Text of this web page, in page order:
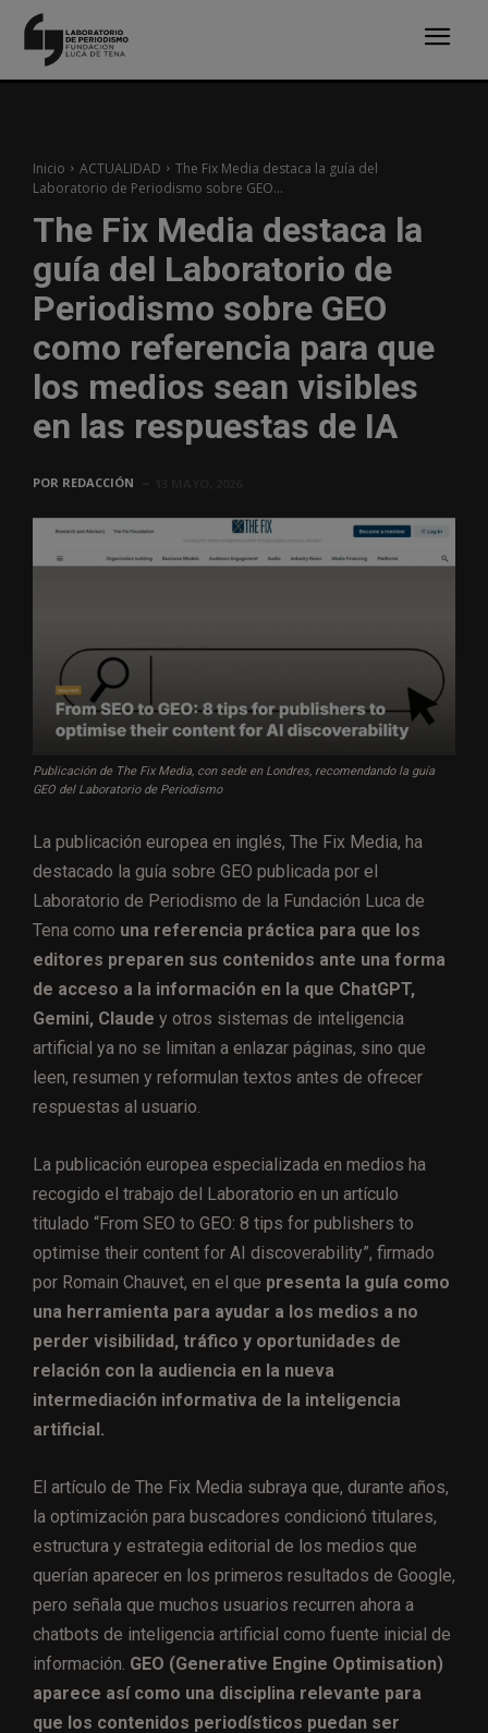
Inicio ACTUALIDAD
The Fix Media destaca la guía del
Laboratorio de Periodismo sobre GEO...
The Fix Media destaca la
guía del Laboratorio de
Periodismo sobre GEO
como referencia para que
los medios sean visibles
en las respuestas de IA
POR REDACCIÓN
Publicación de The Fix Media, con sede en Londres, recomendando la guía
GEO del Laboratorio de Periodismo
La publicación europea en inglés, The Fix Media, ha
destacado la guía sobre GEO publicada por el
Laboratorio de Periodismo de la Fundación Luca de
Tena como una referencia práctica para que los
editores preparen sus contenidos ante una forma
de acceso a la información en la que ChatGPT,
Gemini, Claude y otros sistemas de inteligencia
artificial ya no se limitan a enlazar páginas, sino que
leen, resumen y reformulan textos antes de ofrecer
respuestas al usuario.
La publicación europea especializada en medios ha
recogido el trabajo del Laboratorio en un artículo
titulado “From SEO to GEO: 8 tips for publishers to
optimise their content for AI discoverability”, firmado
por Romain Chauvet, en el que presenta la guía como
una herramienta para ayudar a los medios a no
perder visibilidad, tráfico y oportunidades de
relación con la audiencia en la nueva
intermediación informativa de la inteligencia
artificial.
El artículo de The Fix Media subraya que, durante años,
la optimización para buscadores condicionó titulares,
estructura y estrategia editorial de los medios que
querían aparecer en los primeros resultados de Google,
pero señala que muchos usuarios recurren ahora a
chatbots de inteligencia artificial como fuente inicial de
información. GEO (Generative Engine Optimisation)
aparece así como una disciplina relevante para
que los contenidos periodísticos puedan ser